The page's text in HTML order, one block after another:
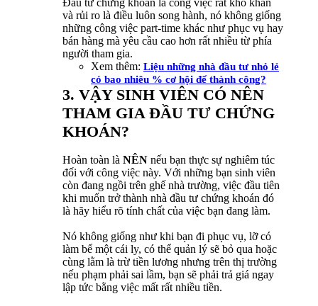
Đầu tư chứng khoán là công việc rất khó khăn
và rủi ro là điều luôn song hành, nó không giống
những công việc part-time khác như phục vụ hay
bán hàng mà yêu cầu cao hơn rất nhiều từ phía
người tham gia.
Xem thêm: Liệu những nhà đầu tư nhỏ lẻ
có bao nhiêu % cơ hội để thành công?
3. VẬY SINH VIÊN CÓ NÊN
THAM GIA ĐẦU TƯ CHỨNG
KHOÁN?
Hoàn toàn là NÊN nếu bạn thực sự nghiêm túc
đối với công việc này. Với những bạn sinh viên
còn đang ngồi trên ghế nhà trường, việc đầu tiên
khi muốn trở thành nhà đầu tư chứng khoán đó
là hãy hiểu rõ tính chất của việc bạn đang làm.
Nó không giống như khi bạn đi phục vụ, lỡ có
làm bể một cái ly, có thể quản lý sẽ bỏ qua hoặc
cùng lằm là trừ tiền lương nhưng trên thị trường
nếu phạm phải sai lầm, bạn sẽ phải trả giá ngay
lập tức bằng việc mất rất nhiều tiền.